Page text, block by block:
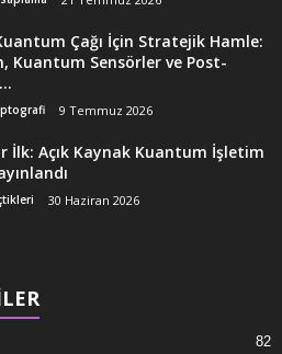
Çağı İçin Stratejik Hamle:
Kuantum Sensörler ve Post-
9 Temmuz 2026
İlk: Açık Kaynak Kuantum İşletim
30 Haziran 2026
82